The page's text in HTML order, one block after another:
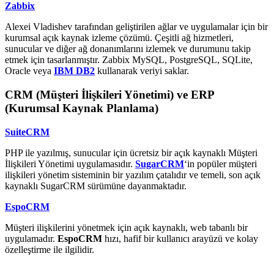
Zabbix
Alexei Vladishev tarafından geliştirilen ağlar ve uygulamalar için bir
kurumsal açık kaynak izleme çözümü. Çeşitli ağ hizmetleri,
sunucular ve diğer ağ donanımlarını izlemek ve durumunu takip
etmek için tasarlanmıştır. Zabbix MySQL, PostgreSQL, SQLite,
Oracle veya IBM DB2 kullanarak veriyi saklar.
CRM (Müşteri İlişkileri Yönetimi) ve ERP
(Kurumsal Kaynak Planlama)
SuiteCRM
PHP ile yazılmış, sunucular için ücretsiz bir açık kaynaklı Müşteri
İlişkileri Yönetimi uygulamasıdır. SugarCRM‘in popüler müşteri
ilişkileri yönetim sisteminin bir yazılım çatalıdır ve temeli, son açık
kaynaklı SugarCRM sürümüne dayanmaktadır.
EspoCRM
Müşteri ilişkilerini yönetmek için açık kaynaklı, web tabanlı bir
uygulamadır. EspoCRM hızı, hafif bir kullanıcı arayüzü ve kolay
özelleştirme ile ilgilidir.